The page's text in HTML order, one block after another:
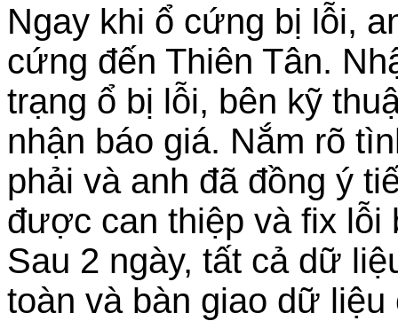
Ngay khi ổ cứng bị lỗi,
cứng đến Thiên Tân.
trạng ổ bị lỗi, bên kỹ
nhận báo giá. Nắm rõ
phải và anh đã đồng ý
được can thiệp và fix lỗi
Sau 2 ngày, tất cả dữ
toàn và bàn giao dữ liệu